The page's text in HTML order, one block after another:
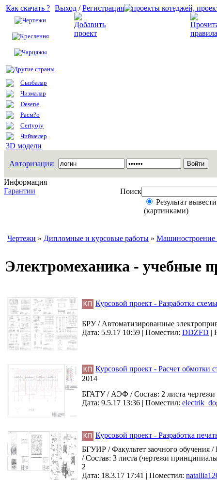
Как скачать ?
Чертежи
Креслення
Чарцяжы
Другие страны
Сызбалар
Чизмалар
Desene
Расм?о
Certyojy
Чиймелер
3D модели
Выход /Регистрация
Авторизация:
Информация
Гарантии
Поиск
Результат
(картинками)
Чертежи » Дипломные и курсовые работы » Машиностроение
Электромеханика - учебные
Курсовой проект - Разработка
БРУ / Автоматизированные
Дата: 5.9.17 10:59 | Поместил: DDZFD |
Курсовой проект - Расчет обмотки
2014
БГАТУ / АЭФ / Состав: 2 листа
Дата: 9.5.17 13:36 | Поместил:
Курсовой проект - Разработка
БГУИР / Факультет заочного обучения
/ Состав: 3 листа (чертежи
2
Дата: 18.3.17 17:41 | Поместил: